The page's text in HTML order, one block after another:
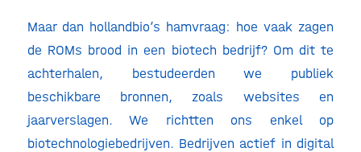
Maar dan hollandbio’s hamvraag: hoe vaak zagen
de ROMs brood in een biotech bedrijf? Om dit te
achterhalen, bestudeerden we publiek
beschikbare bronnen, zoals websites en
jaarverslagen. We richtten ons enkel op
biotechnologiebedrijven. Bedrijven actief in digital